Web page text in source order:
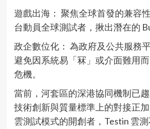
遊戲出海： 聚焦全球首發的兼容
台動員全球測試者，揪出潛在的
政企數位化： 為政府及公共服務
避免因系統易「冧」或介面難用
危機。
當前，河套區的深港協同機制已
技術創新與質量標準上的對接正
雲測試模式的開創者，Testin 雲